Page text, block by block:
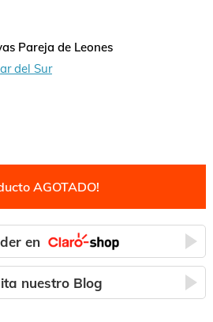
Pareja de Leones
del Sur
AGOTADO!
en
nuestro Blog